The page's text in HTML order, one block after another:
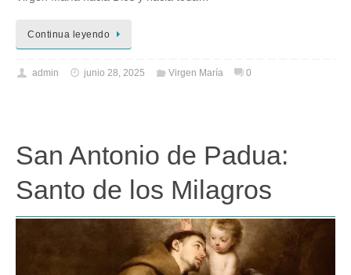
Continua leyendo
admin junio 28, 2025 Virgen María 0
San Antonio de Padua:
Santo de los Milagros